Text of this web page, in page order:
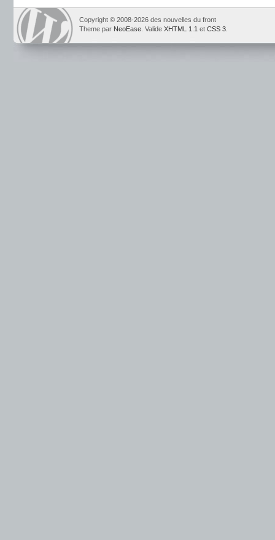
Copyright © 2008-2026 des nouvelles du front
Theme par NeoEase . Valide XHTML 1.1 et CSS 3